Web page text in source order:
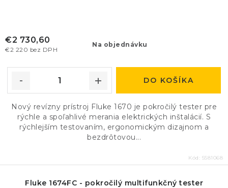
Na objednávku
€2 220 bez DPH
€2 730,60
DO KOŠÍKA
Nový revízny prístroj Fluke 1670 je pokročilý tester pre
rýchle a spoľahlivé merania elektrických inštalácií. S
rýchlejším testovaním, ergonomickým dizajnom a
bezdrôtovou...
Kód: 5581068
Fluke 1674FC - pokročilý multifunkčný tester